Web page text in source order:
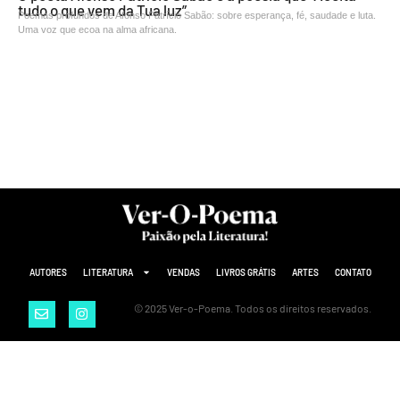
tudo o que vem da Tua luz”
Poemas profundos de Afonso Patrício Sabão: sobre esperança, fé, saudade e luta.
Uma voz que ecoa na alma africana.
AUTORES LITERATURA VENDAS LIVROS GRÁTIS ARTES CONTATO
© 2025 Ver-o-Poema. Todos os direitos reservados.